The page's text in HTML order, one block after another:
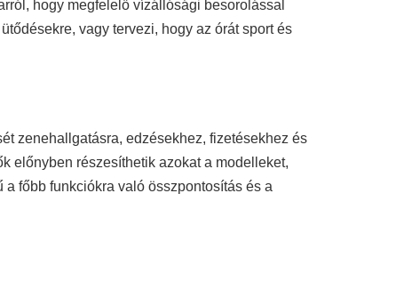
hogy megfelelő vízállósági besorolással
vagy tervezi, hogy az órát sport és
zenehallgatásra, edzésekhez, fizetésekhez és
előnyben részesíthetik azokat a modelleket,
főbb funkciókra való összpontosítás és a